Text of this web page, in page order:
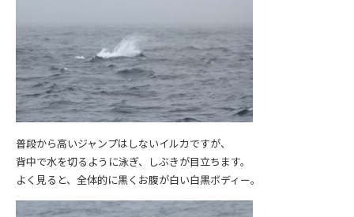
普段から高いジャンプはしないイルカですが、
背中で水を切るように泳ぎ、しぶきが目立ちます。
よく見ると、全体的に黒くお腹が白い白黒ボディー。